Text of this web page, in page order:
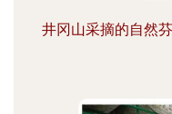
井冈山采摘的自然